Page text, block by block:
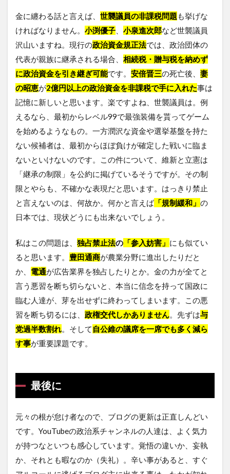
金に纏わる話と言えば、 世襲議員の非課税問題も挙げな
ければなりません。 小渕優子 小泉進次郎など世襲議員
沢山いますね。現行の政治資金規正法では、政治団体の
代表が親族に継承される場合、 相続税・贈与税を納めず
に政治資金を引き継ぎ可能です。 安倍晋三の死亡後、 妻
の昭恵が2億円以上の政治資金を非課税で手に入れた事は
記憶に新しいと思います。楽ですよね、世襲議員は。例
えるなら、最初からレベル99で最強装備を貰ってゲーム
を始めるようなもの。一方潤沢な資金や選挙基盤を持た
ない候補者は、最初からほぼ負けが確定した戦いに臨ま
ないといけないのです。この件について、維新と立憲は
「継承の制限」を公約に掲げているそうですが。その制
限とやらも、不確かな表現だと思います。はっきり禁止
と言えないのは、何故か。何かと言えば 「規制緩和」 の
日本では、現状どうにも出来ないでしょう。
私はこの問題は、 独占禁止法の 「参入妨害」 にも似てい
ると思います。 豊田通商が農業分野に進出したりだと
か、 電通が広告業界を独占したりとか。金の力が全てと
言う悪習を断ち切らないと、本当に信念を持って国政に
臨む人達が、芽を出せずに終わってしまいます。この悪
習を断ち切るには、 政権交代しかありません。先ずは与
党過半数割れ。そして 自公維の議席を一席でも多く減ら
す事が重要課題です。
最後に
元々の根が怠け者なので、ブログの更新は正直しんどい
です。YouTubeの政治系チャンネルの人達は、よく気力
が持つなといつも感心しています。覚悟の違いか、妄執
か、それとも暇なのか（失礼）。辛い事があると、すぐ